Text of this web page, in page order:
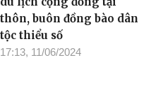
du lịch tăng hơn 15%
11:01, 15/06/2024